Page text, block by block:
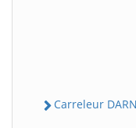
Carreleur